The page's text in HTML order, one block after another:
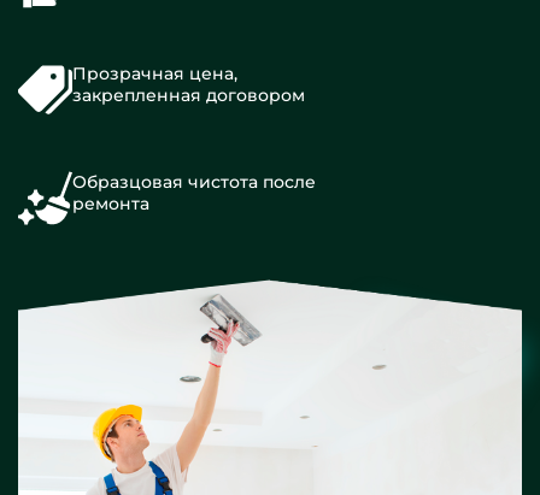
Прозрачная цена,
закрепленная договором
Образцовая чистота после
ремонта